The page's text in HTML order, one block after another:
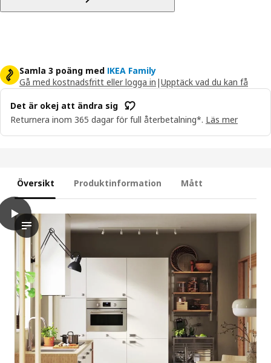
Samla 3 poäng med IKEA Family
Gå med kostnadsfritt eller logga in |Upptäck vad du kan få
Det är okej att ändra sig
Returnera inom 365 dagar för full återbetalning*. Läs mer
Översikt Produktinformation Mått
play
Videon visar en demonstration eller uppvisning av
VEDDINGE Lådfront, vit, 60x20 cm